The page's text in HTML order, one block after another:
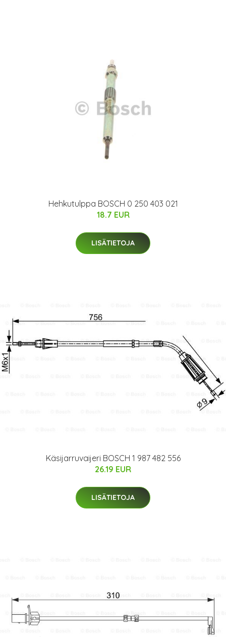
Hehkutulppa BOSCH 0 250 403 021
18.7 EUR
LISÄTIETOJA
Käsijarruvaijeri BOSCH 1 987 482 556
26.19 EUR
LISÄTIETOJA